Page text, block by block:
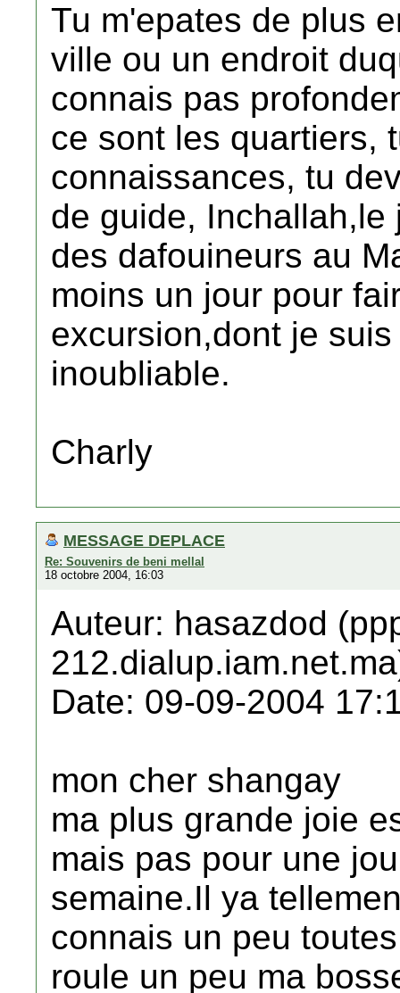
Tu m'epates de plus
ville ou un endroit
connais pas
ce sont les quartiers,
connaissances, tu
de guide,
des dafouineurs au
moins un jour pour
excursion,dont je
inoubliable.
Charly
MESSAGE DEPLACE
Re: Souvenirs de beni mellal
18 octobre 2004, 16:03
Auteur: hasazdod
Date: 09-09-2004
mon cher shangay
ma plus grande joie
mais pas pour une
semaine.Il ya
connais un peu
roule un peu ma